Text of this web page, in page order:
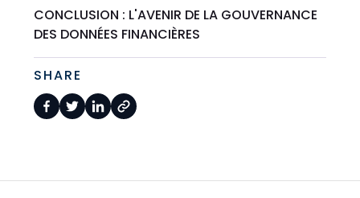
CONCLUSION : L'AVENIR DE LA GOUVERNANCE
DES DONNÉES FINANCIÈRES
SHARE